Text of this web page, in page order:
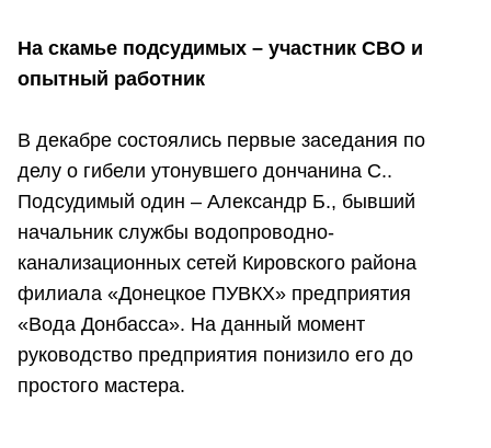
На скамье подсудимых – участник СВО и
опытный работник
В декабре состоялись первые заседания по
делу о гибели утонувшего дончанина С..
Подсудимый один – Александр Б., бывший
начальник службы водопроводно-
канализационных сетей Кировского района
филиала «Донецкое ПУВКХ» предприятия
«Вода Донбасса». На данный момент
руководство предприятия понизило его до
простого мастера.